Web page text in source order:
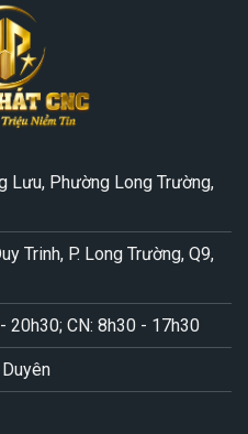
Lưu, Phường Long Trường,
Trinh, P. Long Trường, Q9,
20h30; CN: 8h30 - 17h30